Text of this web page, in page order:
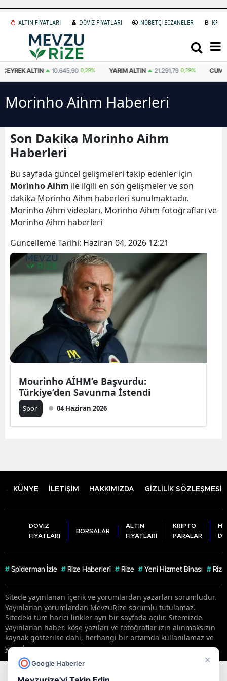
×
Google Haberler
ALTIN FİYATLARI DÖVİZ FİYATLARI NÖBETÇİ ECZANELER
0,29% YARIM ALTIN 21.291,79 0,29% CUMHURIYET ALTINI
Morinho Aihm Haberleri
Son Dakika Morinho Aihm
Haberleri
Bu sayfada güncel gelişmeleri takip edenler için
Morinho Aihm ile ilgili en son gelişmeler ve son
dakika Morinho Aihm haberleri sunulmaktadır.
Morinho Aihm videoları, Morinho Aihm fotoğrafları ve
Morinho Aihm haberleri
Güncelleme Tarihi: Haziran 04, 2026 12:21
Mourinho AİHM’e Başvurdu:
Türkiye’den Savunma İstendi
Spor 04 Haziran 2026
KÜNYE İLETİŞİM HAKKIMIZDA GİZLİLİK SÖZLEŞMESİ
DÖVİZ
FİYATLARI
BORSALAR
ALTIN
FİYATLARI
KRİPTO
PARALAR
# Spiderman İzle # Rize Haberleri # Rize # Yeni Hizmet Binası #
Sitede yayınlanan içerik ve yorumlardan yazarları sorumludur.
Yayınlanan yorumlardan MevzuRize sorumlu tutulamaz.
Sitedeki tüm harici linkler ayrı bir sayfada açılır. Sitemizde
yayınlanan haber, köşe yazıları ve fotoğraflar izin alınmaksızın
kaynak gösterilse dahi, herhangi bir ortamda kullanılamaz ve
yayınlanamaz